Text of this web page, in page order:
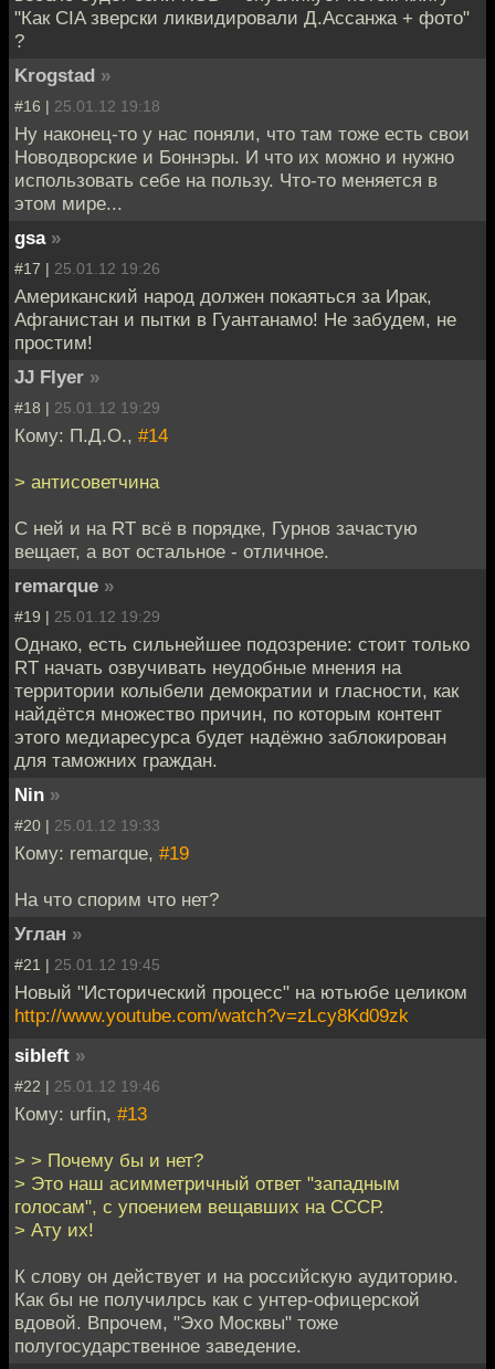
"Как CIA зверски ликвидировали Д.Ассанжа + фото"
?
Krogstad »
#16 | 25.01.12 19:18
Ну наконец-то у нас поняли, что там тоже есть свои
Новодворские и Боннэры. И что их можно и нужно
использовать себе на пользу. Что-то меняется в
этом мире...
gsa »
#17 | 25.01.12 19:26
Американский народ должен покаяться за Ирак,
Афганистан и пытки в Гуантанамо! Не забудем, не
простим!
JJ Flyer »
#18 | 25.01.12 19:29
Кому: П.Д.О., #14
> антисоветчина
С ней и на RT всё в порядке, Гурнов зачастую
вещает, а вот остальное - отличное.
remarque »
#19 | 25.01.12 19:29
Однако, есть сильнейшее подозрение: стоит только
RT начать озвучивать неудобные мнения на
территории колыбели демократии и гласности, как
найдётся множество причин, по которым контент
этого медиаресурса будет надёжно заблокирован
для таможних граждан.
Nin »
#20 | 25.01.12 19:33
Кому: remarque, #19
На что спорим что нет?
Углан »
#21 | 25.01.12 19:45
Новый "Исторический процесс" на ютьюбе целиком
http://www.youtube.com/watch?v=zLcy8Kd09zk
sibleft »
#22 | 25.01.12 19:46
Кому: urfin, #13
> > Почему бы и нет?
> Это наш асимметричный ответ "западным
голосам", с упоением вещавших на СССР.
> Ату их!
К слову он действует и на российскую аудиторию.
Как бы не получилрсь как с унтер-офицерской
вдовой. Впрочем, "Эхо Москвы" тоже
полугосударственное заведение.